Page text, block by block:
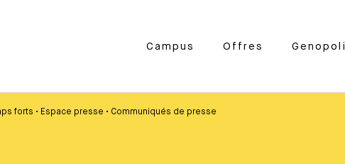
Campus Offres
forts • Espace presse • Communiqués de presse